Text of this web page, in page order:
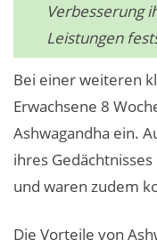
Verbesserung
Leistungen
Bei einer weiteren
Erwachsene 8
Ashwagandha ein.
ihres
und waren zudem
Die Vorteile von